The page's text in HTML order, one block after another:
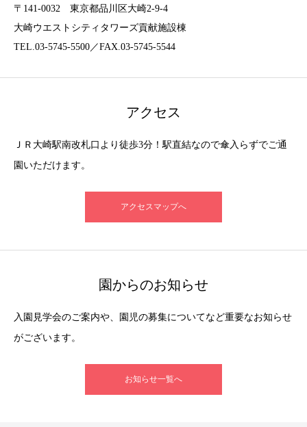
〒141-0032 東京都品川区大崎2-9-4
大崎ウエストシティタワーズ貢献施設棟
TEL.03-5745-5500／FAX.03-5745-5544
アクセス
ＪＲ大崎駅南改札口より徒歩3分！駅直結なので傘入らずでご通
園いただけます。
アクセスマップへ
園からのお知らせ
入園見学会のご案内や、園児の募集についてなど重要なお知らせ
がございます。
お知らせ一覧へ